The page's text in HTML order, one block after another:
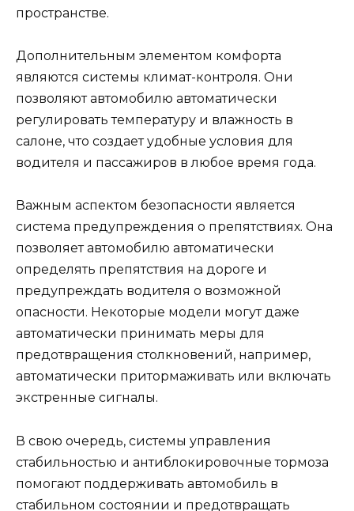
пространстве.
Дополнительным элементом комфорта
являются системы климат-контроля. Они
позволяют автомобилю автоматически
регулировать температуру и влажность в
салоне, что создает удобные условия для
водителя и пассажиров в любое время года.
Важным аспектом безопасности является
система предупреждения о препятствиях. Она
позволяет автомобилю автоматически
определять препятствия на дороге и
предупреждать водителя о возможной
опасности. Некоторые модели могут даже
автоматически принимать меры для
предотвращения столкновений, например,
автоматически притормаживать или включать
экстренные сигналы.
В свою очередь, системы управления
стабильностью и антиблокировочные тормоза
помогают поддерживать автомобиль в
стабильном состоянии и предотвращать